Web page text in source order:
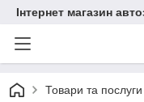
Інтернет магазин
Товари та послуги